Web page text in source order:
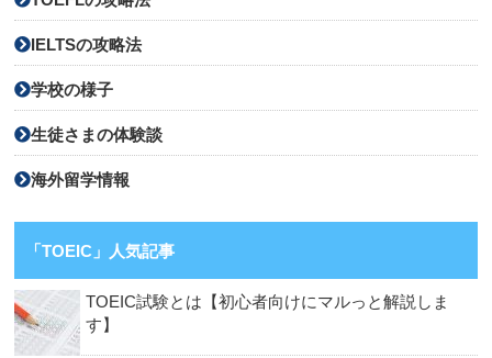
IELTSの攻略法
学校の様子
生徒さまの体験談
海外留学情報
「TOEIC」人気記事
TOEIC試験とは【初心者向けにマルっと解説しま
す】